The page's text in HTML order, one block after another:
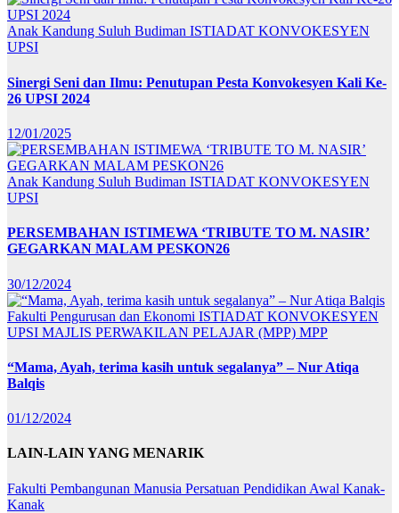
Anak Kandung Suluh Budiman ISTIADAT KONVOKESYEN
UPSI
Sinergi Seni dan Ilmu: Penutupan Pesta Konvokesyen Kali Ke-
26 UPSI 2024
12/01/2025
Anak Kandung Suluh Budiman ISTIADAT KONVOKESYEN
UPSI
PERSEMBAHAN ISTIMEWA ‘TRIBUTE TO M. NASIR’
GEGARKAN MALAM PESKON26
30/12/2024
Fakulti Pengurusan dan Ekonomi ISTIADAT KONVOKESYEN
UPSI MAJLIS PERWAKILAN PELAJAR (MPP) MPP
“Mama, Ayah, terima kasih untuk segalanya” – Nur Atiqa
Balqis
01/12/2024
LAIN-LAIN YANG MENARIK
Fakulti Pembangunan Manusia Persatuan Pendidikan Awal Kanak-
Kanak